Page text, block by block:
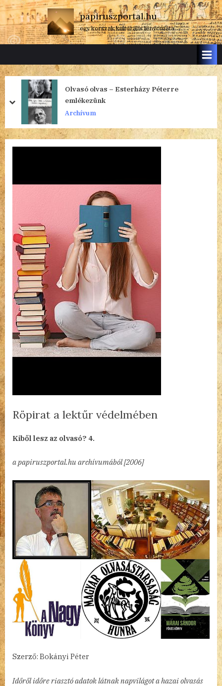
Skip
to
content
papiruszportal.hu
egy korszak kulturális lenyomata
Olvasó olvas – Esterházy Péterre
emlékezünk
Archívum
prev
next
Röpirat a lektűr védelmében
on
Röpirat
lektűr
bejegyzéshez
Kiből lesz az olvasó? 4.
a papiruszportal.hu archívumából [2006]
Szerző: Bokányi Péter
Időről időre riasztó adatok látnak napvilágot a hazai olvasás